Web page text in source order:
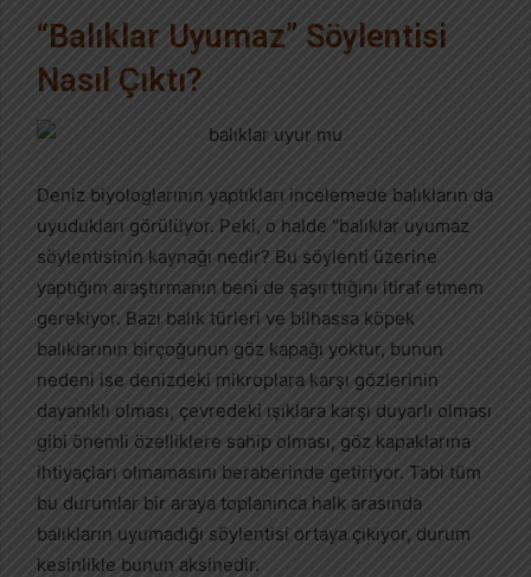
“Balıklar Uyumaz” Söylentisi
Nasıl Çıktı?
Deniz biyologlarının yaptıkları incelemede balıkların da
uyudukları görülüyor. Peki, o halde “balıklar uyumaz
söylentisinin kaynağı nedir? Bu söylenti üzerine
yaptığım araştırmanın beni de şaşırttığını itiraf etmem
gerekiyor. Bazı balık türleri ve bilhassa köpek
balıklarının birçoğunun göz kapağı yoktur, bunun
nedeni ise denizdeki mikroplara karşı gözlerinin
dayanıklı olması, çevredeki ışıklara karşı duyarlı olması
gibi önemli özelliklere sahip olması, göz kapaklarına
ihtiyaçları olmamasını beraberinde getiriyor. Tabi tüm
bu durumlar bir araya toplanınca halk arasında
balıkların uyumadığı söylentisi ortaya çıkıyor, durum
kesinlikle bunun aksinedir.